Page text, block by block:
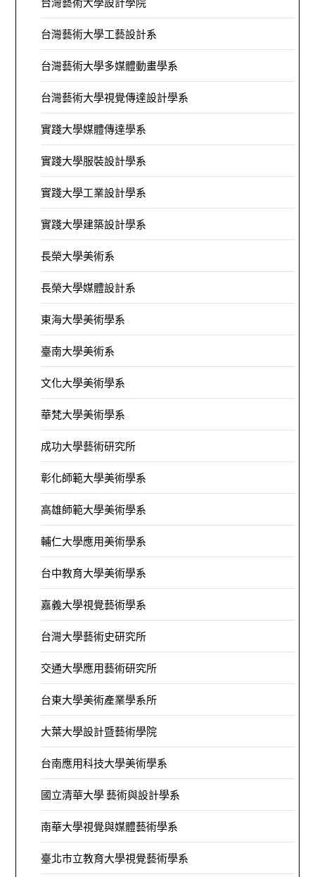
台灣藝術大學工藝設計系
台灣藝術大學多媒體動畫學系
台灣藝術大學視覺傳達設計學系
實踐大學媒體傳達學系
實踐大學服裝設計學系
實踐大學工業設計學系
實踐大學建築設計學系
長榮大學美術系
長榮大學媒體設計系
東海大學美術學系
臺南大學美術系
文化大學美術學系
華梵大學美術學系
成功大學藝術研究所
彰化師範大學美術學系
高雄師範大學美術學系
輔仁大學應用美術學系
台中教育大學美術學系
嘉義大學視覺藝術學系
台灣大學藝術史研究所
交通大學應用藝術研究所
台東大學美術產業學系所
大葉大學設計暨藝術學院
台南應用科技大學美術學系
國立清華大學 藝術與設計學系
南華大學視覺與媒體藝術學系
臺北市立教育大學視覺藝術學系